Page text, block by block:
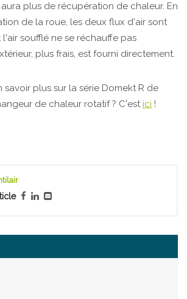
plus de récupération de chaleur. En
de la roue, les deux flux d'air sont
l'air soufflé ne se réchauffe pas
plus frais, est fourni directement.
savoir plus sur la série Domekt R de
de chaleur rotatif ? C'estici !